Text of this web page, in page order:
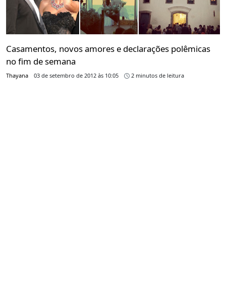
Casamentos, novos amores e declarações polêmicas
no fim de semana
Thayana 03 de setembro de 2012 às 10:05 2 minutos de leitura